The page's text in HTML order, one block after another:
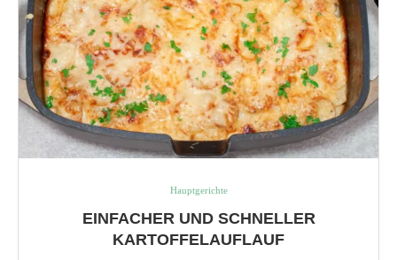
Hauptgerichte
EINFACHER UND SCHNELLER
KARTOFFELAUFLAUF